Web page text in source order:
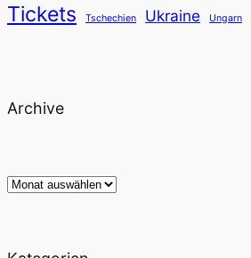
Tickets Tschechien Ukraine Ungarn
Archive
Archiv